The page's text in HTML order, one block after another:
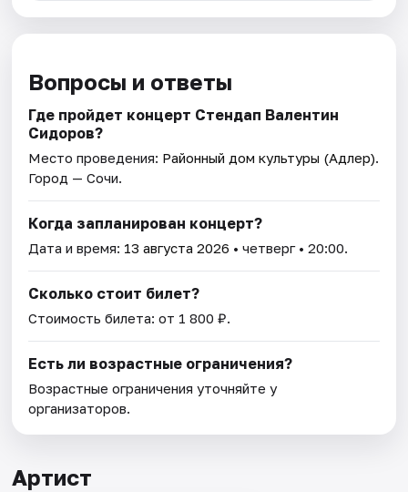
Вопросы и ответы
Где пройдет концерт Стендап Валентин
Сидоров?
Место проведения: Районный дом культуры (Адлер).
Город — Сочи.
Когда запланирован концерт?
Дата и время: 13 августа 2026 • четверг • 20:00.
Сколько стоит билет?
Стоимость билета: от 1 800 ₽.
Есть ли возрастные ограничения?
Возрастные ограничения уточняйте у
организаторов.
Артист